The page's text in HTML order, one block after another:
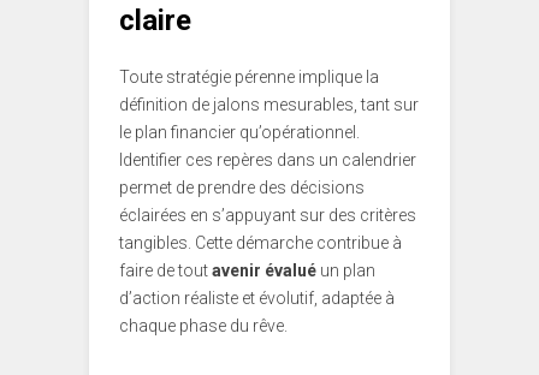
claire
Toute stratégie pérenne implique la
définition de jalons mesurables, tant sur
le plan financier qu’opérationnel.
Identifier ces repères dans un calendrier
permet de prendre des décisions
éclairées en s’appuyant sur des critères
tangibles. Cette démarche contribue à
faire de toutavenir évalué un plan
d’action réaliste et évolutif, adaptée à
chaque phase du rêve.